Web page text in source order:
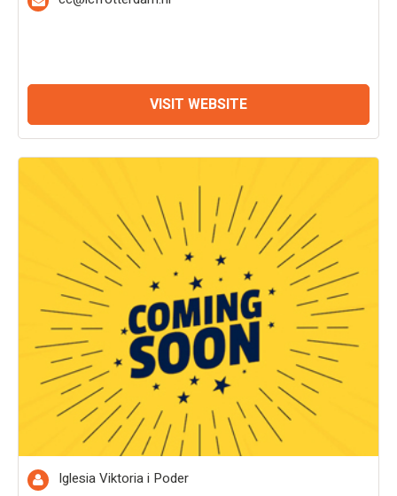
VISIT WEBSITE
Iglesia Viktoria i Poder